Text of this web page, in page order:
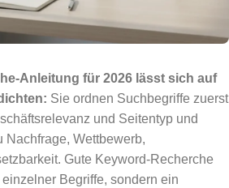
Anleitung für 2026 lässt sich auf
Sie ordnen Suchbegriffe zuerst
und Seitentyp und
Nachfrage, Wettbewerb,
Gute Keyword-Recherche
Begriffe, sondern ein